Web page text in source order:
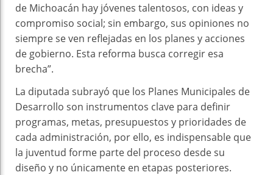
de Michoacán hay jóvenes talentosos, con ideas y
compromiso social; sin embargo, sus opiniones no
siempre se ven reflejadas en los planes y acciones
de gobierno. Esta reforma busca corregir esa
brecha”.
La diputada subrayó que los Planes Municipales de
Desarrollo son instrumentos clave para definir
programas, metas, presupuestos y prioridades de
cada administración, por ello, es indispensable que
la juventud forme parte del proceso desde su
diseño y no únicamente en etapas posteriores.